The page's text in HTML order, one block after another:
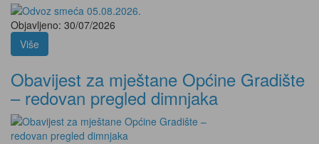
Objavljeno: 30/07/2026
Više
Obavijest za mještane Općine Gradište
– redovan pregled dimnjaka